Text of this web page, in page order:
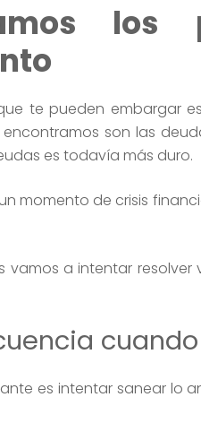
los
te pueden embargar
son las
es todavía más duro.
momento de crisis
vamos a intentar
es intentar sanear lo